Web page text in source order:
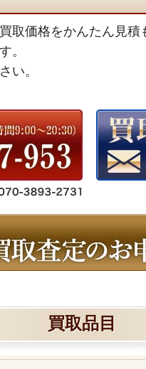
取価格をかんたん見積
。
い。
買取品目